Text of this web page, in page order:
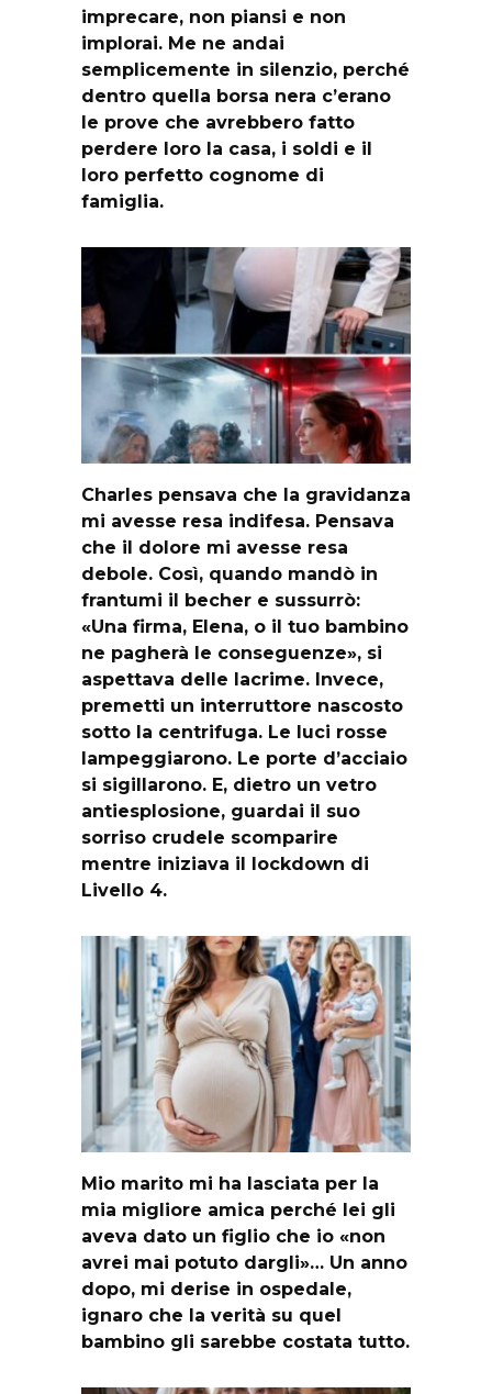
imprecare, non piansi e non
implorai. Me ne andai
semplicemente in silenzio, perché
dentro quella borsa nera c’erano
le prove che avrebbero fatto
perdere loro la casa, i soldi e il
loro perfetto cognome di
famiglia.
Charles pensava che la gravidanza
mi avesse resa indifesa. Pensava
che il dolore mi avesse resa
debole. Così, quando mandò in
frantumi il becher e sussurrò:
«Una firma, Elena, o il tuo bambino
ne pagherà le conseguenze», si
aspettava delle lacrime. Invece,
premetti un interruttore nascosto
sotto la centrifuga. Le luci rosse
lampeggiarono. Le porte d’acciaio
si sigillarono. E, dietro un vetro
antiesplosione, guardai il suo
sorriso crudele scomparire
mentre iniziava il lockdown di
Livello 4.
Mio marito mi ha lasciata per la
mia migliore amica perché lei gli
aveva dato un figlio che io «non
avrei mai potuto dargli»… Un anno
dopo, mi derise in ospedale,
ignaro che la verità su quel
bambino gli sarebbe costata tutto.